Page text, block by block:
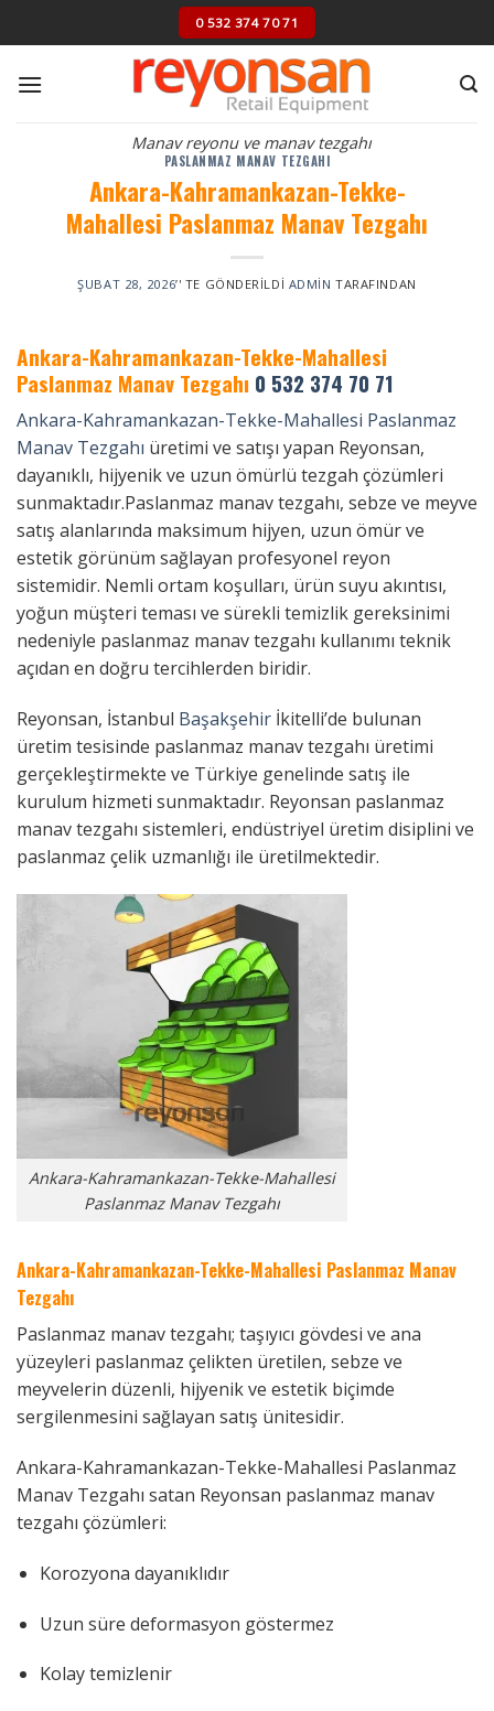
to
0 532 374 70 71
Manav reyonu ve manav tezgahı
PASLANMAZ MANAV TEZGAHI
Ankara-Kahramankazan-Tekke-
Mahallesi Paslanmaz Manav Tezgahı
ŞUBAT 28, 2026’' TE GÖNDERILDI ADMIN TARAFINDAN
Ankara-Kahramankazan-Tekke-Mahallesi
Paslanmaz Manav Tezgahı 0 532 374 70 71
Ankara-Kahramankazan-Tekke-Mahallesi Paslanmaz
Manav Tezgahı üretimi ve satışı yapan Reyonsan,
dayanıklı, hijyenik ve uzun ömürlü tezgah çözümleri
sunmaktadır.Paslanmaz manav tezgahı, sebze ve meyve
satış alanlarında maksimum hijyen, uzun ömür ve
estetik görünüm sağlayan profesyonel reyon
sistemidir. Nemli ortam koşulları, ürün suyu akıntısı,
yoğun müşteri teması ve sürekli temizlik gereksinimi
nedeniyle paslanmaz manav tezgahı kullanımı teknik
açıdan en doğru tercihlerden biridir.
Reyonsan, İstanbul Başakşehir İkitelli’de bulunan
üretim tesisinde paslanmaz manav tezgahı üretimi
gerçekleştirmekte ve Türkiye genelinde satış ile
kurulum hizmeti sunmaktadır. Reyonsan paslanmaz
manav tezgahı sistemleri, endüstriyel üretim disiplini ve
paslanmaz çelik uzmanlığı ile üretilmektedir.
Ankara-Kahramankazan-Tekke-Mahallesi
Paslanmaz Manav Tezgahı
Ankara-Kahramankazan-Tekke-Mahallesi Paslanmaz Manav
Tezgahı
Paslanmaz manav tezgahı; taşıyıcı gövdesi ve ana
yüzeyleri paslanmaz çelikten üretilen, sebze ve
meyvelerin düzenli, hijyenik ve estetik biçimde
sergilenmesini sağlayan satış ünitesidir.
Ankara-Kahramankazan-Tekke-Mahallesi Paslanmaz
Manav Tezgahı satan Reyonsan paslanmaz manav
tezgahı çözümleri:
Korozyona dayanıklıdır
Uzun süre deformasyon göstermez
Kolay temizlenir